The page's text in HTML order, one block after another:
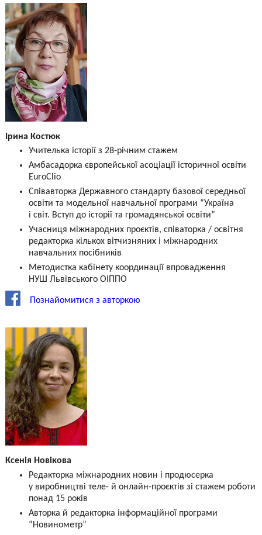
Ірина Костюк
Учителька історії з 28-річним стажем
Амбасадорка європейської асоціації історичної освіти
EuroClio
Співавторка Державного стандарту базової середньої
освіти та модельної навчальної програми “Україна
і світ. Вступ до історії та громадянської освіти”
Учасниця міжнародних проєктів, співаторка / освітня
редакторка кількох вітчизняних і міжнародних
навчальних посібників
Методистка кабінету координації впровадження
НУШ Львівського ОІППО
Познайомитися з авторкою
Ксенія Новікова
Редакторка міжнародних новин і продюсерка
у виробництві теле- й онлайн-проєктів зі стажем роботи
понад 15 років
Авторка й редакторка інформаційної програми
“Новинометр”